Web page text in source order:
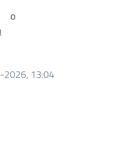
o
2026, 13:04